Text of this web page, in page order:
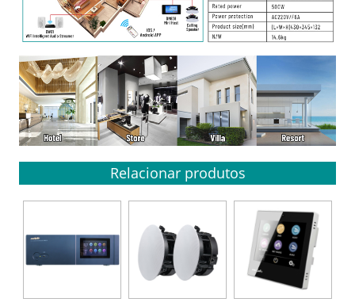
Relacionar produtos